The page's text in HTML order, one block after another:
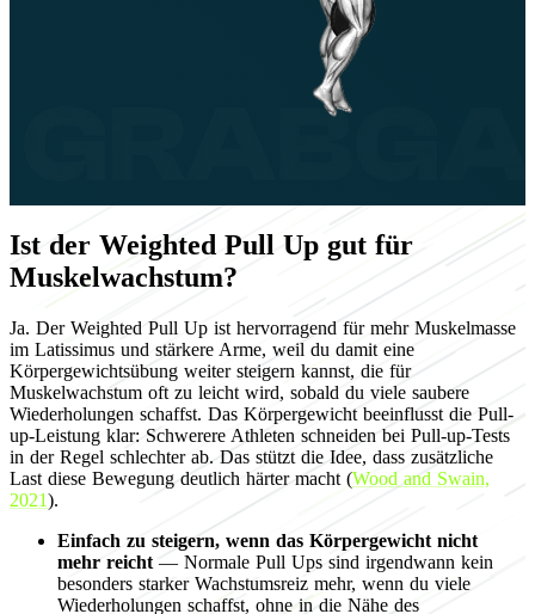
Ist der Weighted Pull Up gut für
Muskelwachstum?
Ja. Der Weighted Pull Up ist hervorragend für mehr Muskelmasse
im Latissimus und stärkere Arme, weil du damit eine
Körpergewichtsübung weiter steigern kannst, die für
Muskelwachstum oft zu leicht wird, sobald du viele saubere
Wiederholungen schaffst. Das Körpergewicht beeinflusst die Pull-
up-Leistung klar: Schwerere Athleten schneiden bei Pull-up-Tests
in der Regel schlechter ab. Das stützt die Idee, dass zusätzliche
Last diese Bewegung deutlich härter macht (Wood and Swain,
2021).
Einfach zu steigern, wenn das Körpergewicht nicht
mehr reicht — Normale Pull Ups sind irgendwann kein
besonders starker Wachstumsreiz mehr, wenn du viele
Wiederholungen schaffst, ohne in die Nähe des